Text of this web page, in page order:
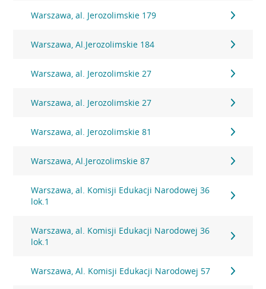
Warszawa, al. Jerozolimskie 179
Warszawa, Al.Jerozolimskie 184
Warszawa, al. Jerozolimskie 27
Warszawa, al. Jerozolimskie 27
Warszawa, al. Jerozolimskie 81
Warszawa, Al.Jerozolimskie 87
Warszawa, al. Komisji Edukacji Narodowej 36
lok.1
Warszawa, al. Komisji Edukacji Narodowej 36
lok.1
Warszawa, Al. Komisji Edukacji Narodowej 57